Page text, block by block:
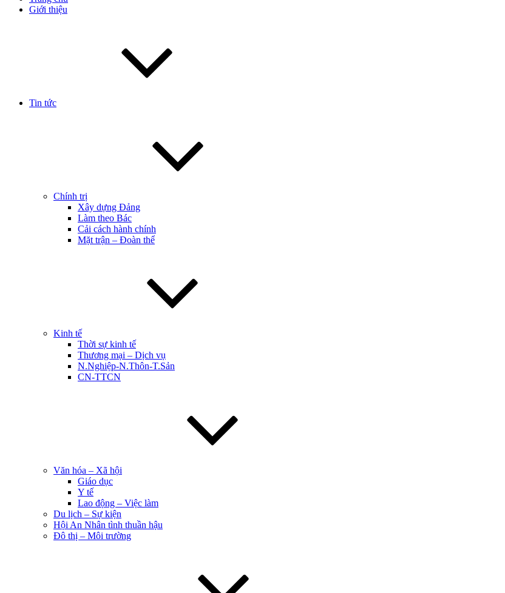
Giới thiệu
Tin tức
Chính trị
Xây dựng Đảng
Làm theo Bác
Cải cách hành chính
Mặt trận – Đoàn thể
Kinh tế
Thời sự kinh tế
Thương mại – Dịch vụ
N.Nghiệp-N.Thôn-T.Sản
CN-TTCN
Văn hóa – Xã hội
Giáo dục
Y tế
Lao động – Việc làm
Du lịch – Sự kiện
Hội An Nhân tình thuần hậu
Đô thị – Môi trường